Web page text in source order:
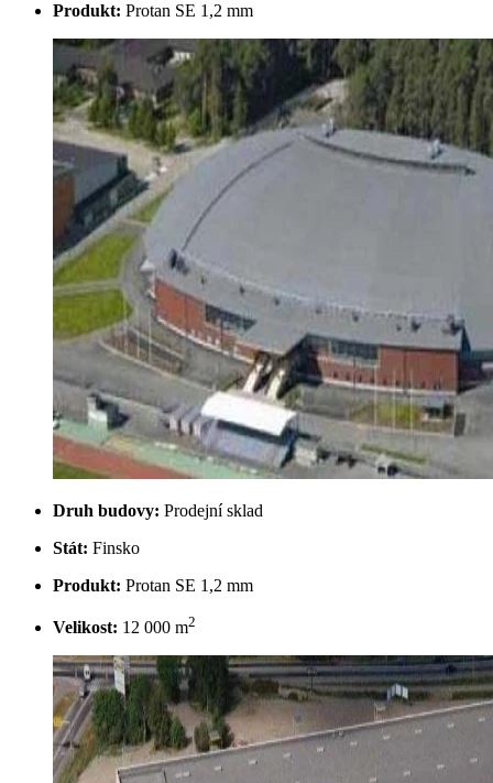
Produkt: Protan SE 1,2 mm
Druh budovy: Prodejní sklad
Stát: Finsko
Produkt: Protan SE 1,2 mm
Velikost: 12 000 m2